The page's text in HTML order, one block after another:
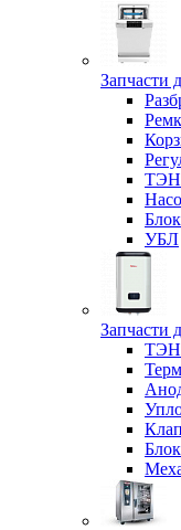
Запчасти
УБЛ
Запчасти